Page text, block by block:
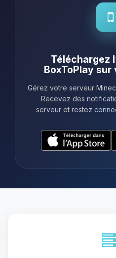
Téléchargez
BoxToPlay sur
Gérez votre serveur
Recevez des
serveur et restez